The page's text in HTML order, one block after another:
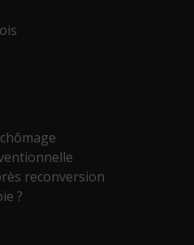
reconversion
?